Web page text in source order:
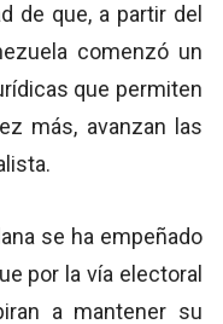
de que, a partir del
comenzó un
que permiten
más, avanzan las
se ha empeñado
por la vía electoral
a mantener su